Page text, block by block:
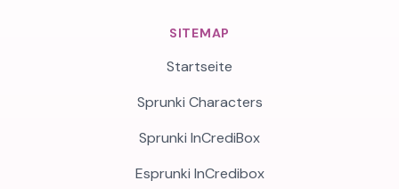
SITEMAP
Startseite
Sprunki Characters
Sprunki InCrediBox
Esprunki InCredibox